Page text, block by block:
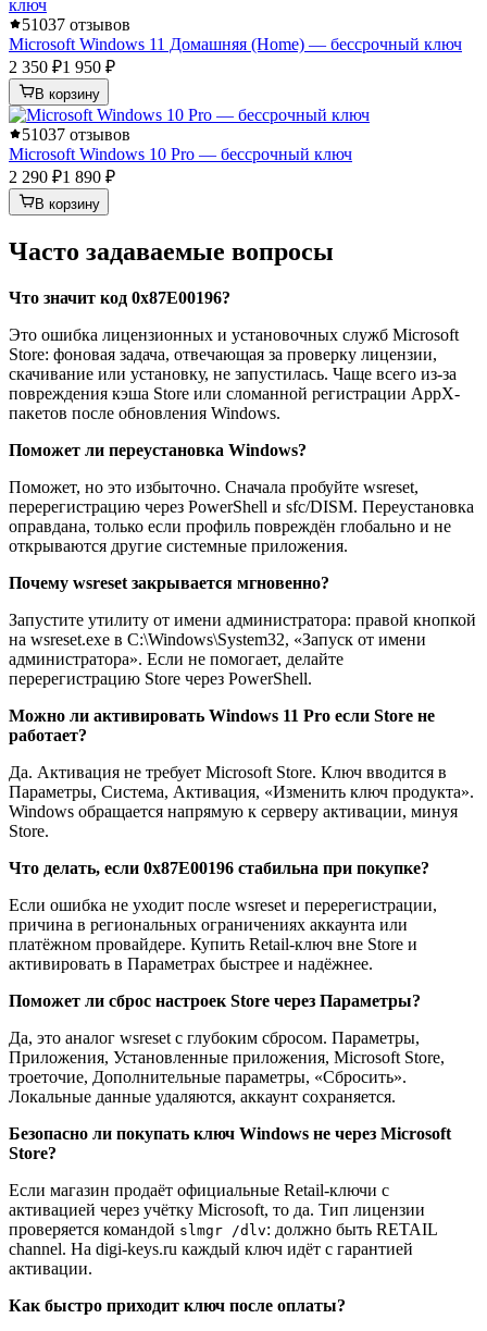
51037 отзывов
Microsoft Windows 11 Домашняя (Home) — бессрочный ключ
2 350 ₽1 950 ₽
В корзину
51037 отзывов
Microsoft Windows 10 Pro — бессрочный ключ
2 290 ₽1 890 ₽
В корзину
Часто задаваемые вопросы
Что значит код 0x87E00196?
Это ошибка лицензионных и установочных служб Microsoft
Store: фоновая задача, отвечающая за проверку лицензии,
скачивание или установку, не запустилась. Чаще всего из-за
повреждения кэша Store или сломанной регистрации AppX-
пакетов после обновления Windows.
Поможет ли переустановка Windows?
Поможет, но это избыточно. Сначала пробуйте wsreset,
перерегистрацию через PowerShell и sfc/DISM. Переустановка
оправдана, только если профиль повреждён глобально и не
открываются другие системные приложения.
Почему wsreset закрывается мгновенно?
Запустите утилиту от имени администратора: правой кнопкой
на wsreset.exe в C:\Windows\System32, «Запуск от имени
администратора». Если не помогает, делайте
перерегистрацию Store через PowerShell.
Можно ли активировать Windows 11 Pro если Store не
работает?
Да. Активация не требует Microsoft Store. Ключ вводится в
Параметры, Система, Активация, «Изменить ключ продукта».
Windows обращается напрямую к серверу активации, минуя
Store.
Что делать, если 0x87E00196 стабильна при покупке?
Если ошибка не уходит после wsreset и перерегистрации,
причина в региональных ограничениях аккаунта или
платёжном провайдере. Купить Retail-ключ вне Store и
активировать в Параметрах быстрее и надёжнее.
Поможет ли сброс настроек Store через Параметры?
Да, это аналог wsreset с глубоким сбросом. Параметры,
Приложения, Установленные приложения, Microsoft Store,
троеточие, Дополнительные параметры, «Сбросить».
Локальные данные удаляются, аккаунт сохраняется.
Безопасно ли покупать ключ Windows не через Microsoft
Store?
Если магазин продаёт официальные Retail-ключи с
активацией через учётку Microsoft, то да. Тип лицензии
проверяется командой slmgr /dlv: должно быть RETAIL
channel. На digi-keys.ru каждый ключ идёт с гарантией
активации.
Как быстро приходит ключ после оплаты?